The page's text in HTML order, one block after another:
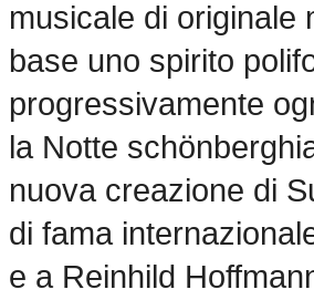
musicale di originale
base uno spirito
progressivamente
la Notte
nuova creazione di
di fama
e a Reinhild